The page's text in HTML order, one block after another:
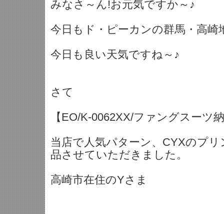
みなさ～ん!お元気ですか～♪
今日もド・ピーカンの群馬・高崎
今日も良い天気ですね～♪
さて
【EO/K-0062XX/ファングスーツ
当店で人気パターン、CYXのプ
品させていただきました。
高崎市在住のYさま